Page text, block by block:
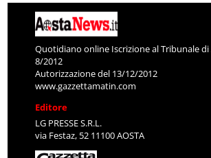
Quotidiano online Iscrizione al Tribunale di
8/2012
Autorizzazione del 13/12/2012
www.gazzettamatin.com
Editore
LG PRESSE S.R.L.
via Festaz, 52 11100 AOSTA